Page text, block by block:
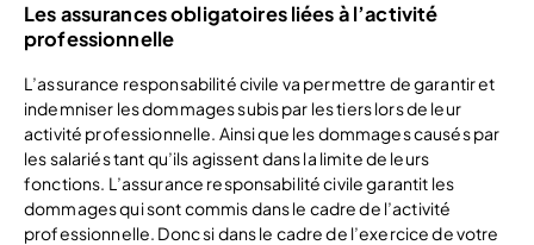
Les assurances obligatoires liées à l’activité
professionnelle
L’assurance responsabilité civile va permettre de garantir et
indemniser les dommages subis par les tiers lors de leur
activité professionnelle. Ainsi que les dommages causés par
les salariés tant qu’ils agissent dans la limite de leurs
fonctions. L’assurance responsabilité civile garantit les
dommages qui sont commis dans le cadre de l’activité
professionnelle. Donc si dans le cadre de l’exercice de votre